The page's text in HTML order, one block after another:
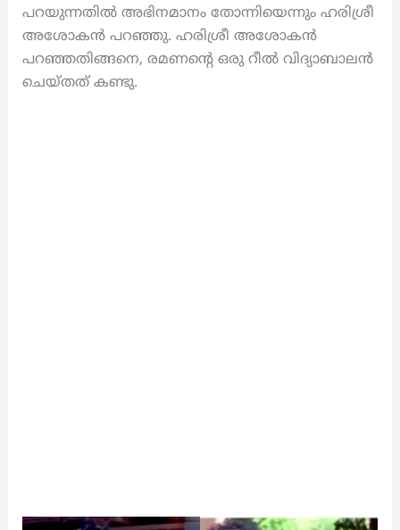
പറയുന്നതിൽ അഭിനമാനം തോന്നിയെന്നും ഹരിശ്രീ
അശോകൻ പറഞ്ഞു. ഹരിശ്രീ അശോകൻ
പറഞ്ഞതിങ്ങനെ, രമണന്റെ ഒരു റീൽ വിദ്യാബാലൻ
ചെയ്തത് കണ്ടു.